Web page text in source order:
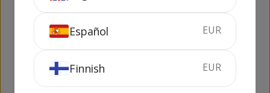
Tanqueray Lovage
1 Lit
100 cl 40%
Español EUR
Finnish EUR